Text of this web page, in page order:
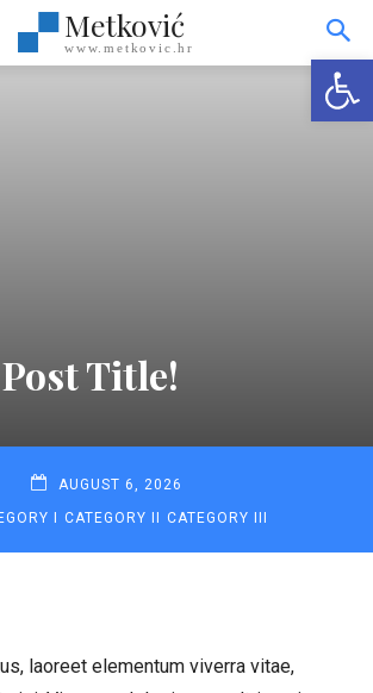
Metković
www.metkovic.hr
Title!
AUGUST 6, 2026
I CATEGORY II CATEGORY III
laoreet elementum viverra vitae,